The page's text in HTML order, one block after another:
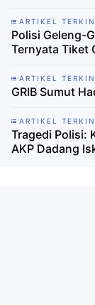
ARTIKEL
Polisi Geleng-
Ternyata Tiket
ARTIKEL
GRIB Sumut
ARTIKEL
Tragedi Polisi:
AKP Dadang